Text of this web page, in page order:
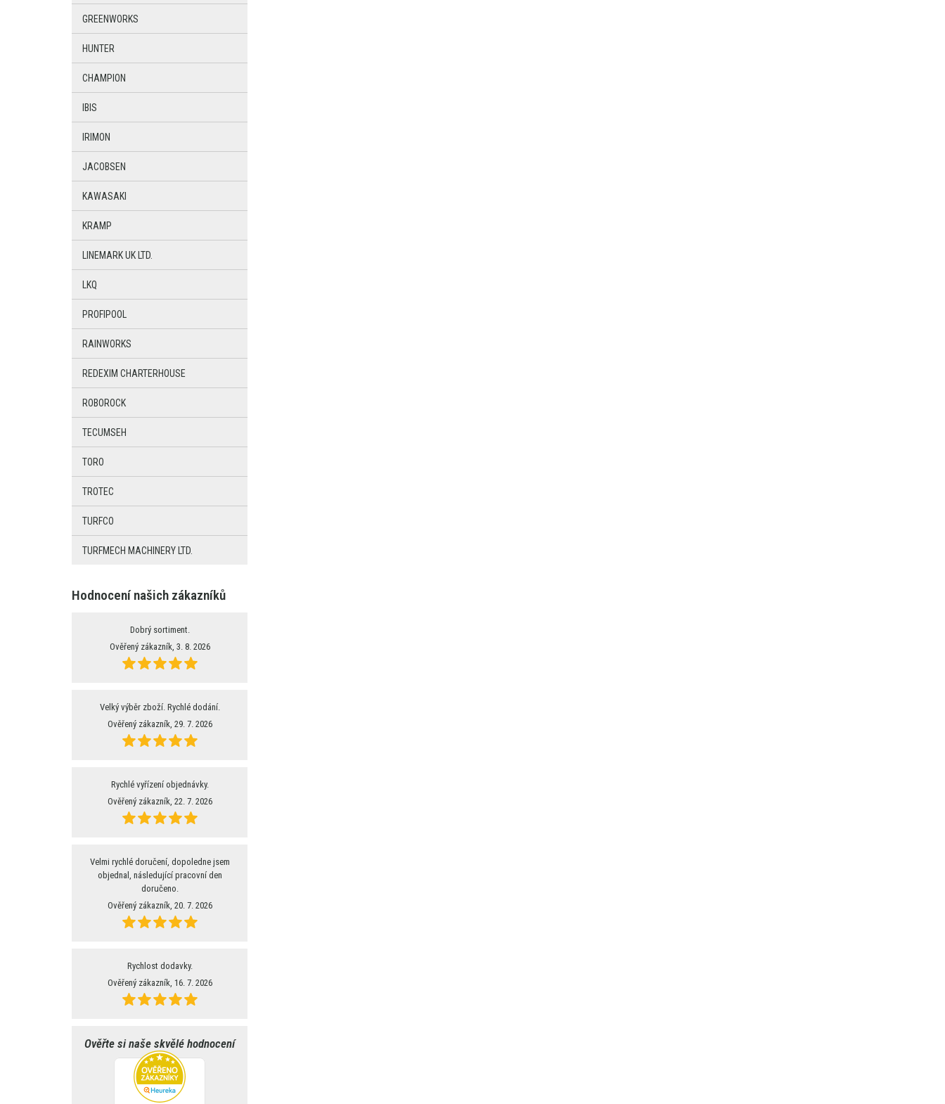
GREENWORKS
HUNTER
CHAMPION
IBIS
IRIMON
JACOBSEN
KAWASAKI
KRAMP
LINEMARK UK LTD.
LKQ
PROFIPOOL
RAINWORKS
REDEXIM CHARTERHOUSE
ROBOROCK
TECUMSEH
TORO
TROTEC
TURFCO
TURFMECH MACHINERY LTD.
Hodnocení našich zákazníků
Dobrý sortiment.
Ověřený zákazník, 3. 8. 2026
Velký výběr zboží. Rychlé dodání.
Ověřený zákazník, 29. 7. 2026
Rychlé vyřízení objednávky.
Ověřený zákazník, 22. 7. 2026
Velmi rychlé doručení, dopoledne jsem
objednal, následující pracovní den
doručeno.
Ověřený zákazník, 20. 7. 2026
Rychlost dodavky.
Ověřený zákazník, 16. 7. 2026
Ověřte si naše skvělé hodnocení